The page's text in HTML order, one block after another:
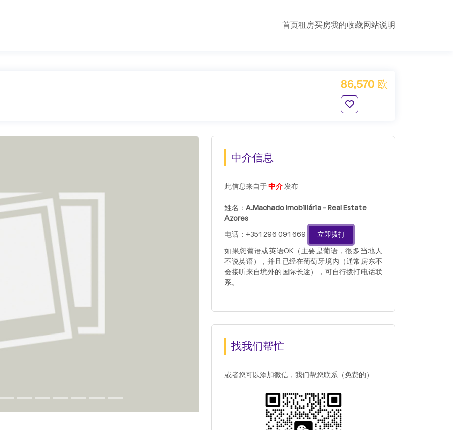
首页租房买房我的收藏网站说明
86,570 欧
中介信息
此信息来自于中介发布
姓名： A.Machado Imobiliária - Real Estate
Azores
电话：+351 296 091 669
立即拨打
如果您葡语或英语OK（主要是葡语，很多当地人
不说英语），并且已经在葡萄牙境内（通常房东不
会接听来自境外的国际长途），可自行拨打电话联
系。
找我们帮忙
或者您可以添加微信，我们帮您联系（免费的）